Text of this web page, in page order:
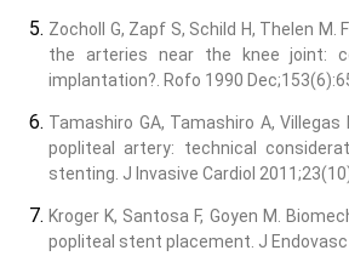
Zocholl G, Zapf S, Schild H, Thelen
the arteries near the knee joint:
implantation?. Rofo 1990
Tamashiro GA, Tamashiro A,
popliteal artery: technical
stenting. J Invasive Cardiol
Kroger K, Santosa F, Goyen M.
popliteal stent placement. J Endovasc